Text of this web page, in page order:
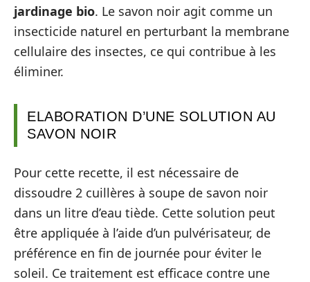
jardinage bio. Le savon noir agit comme un
insecticide naturel en perturbant la membrane
cellulaire des insectes, ce qui contribue à les
éliminer.
ELABORATION D’UNE SOLUTION AU
SAVON NOIR
Pour cette recette, il est nécessaire de
dissoudre 2 cuillères à soupe de savon noir
dans un litre d’eau tiède. Cette solution peut
être appliquée à l’aide d’un pulvérisateur, de
préférence en fin de journée pour éviter le
soleil. Ce traitement est efficace contre une